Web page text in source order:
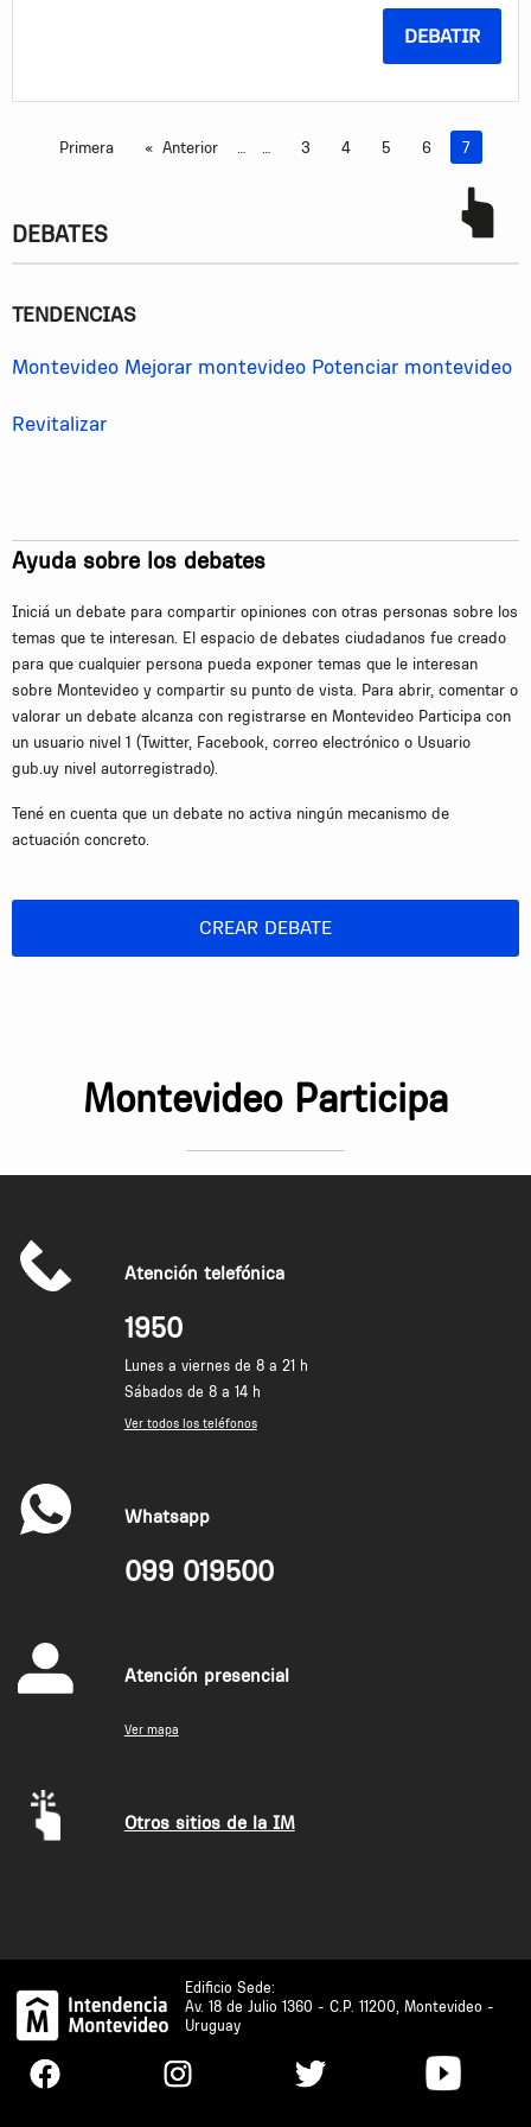
DEBATIR
Primera Anterior 3 4 5 6 Estás en
7
DEBATES
TENDENCIAS
Montevideo Mejorar montevideo Potenciar montevideo
Revitalizar
Ayuda sobre los debates
Iniciá un debate para compartir opiniones con otras personas sobre los
temas que te interesan. El espacio de debates ciudadanos fue creado
para que cualquier persona pueda exponer temas que le interesan
sobre Montevideo y compartir su punto de vista. Para abrir, comentar o
valorar un debate alcanza con registrarse en Montevideo Participa con
un usuario nivel 1 (Twitter, Facebook, correo electrónico o Usuario
gub.uy nivel autorregistrado).
Tené en cuenta que un debate no activa ningún mecanismo de
actuación concreto.
CREAR DEBATE
Montevideo Participa
Atención telefónica
1950
Lunes a viernes de 8 a 21 h
Sábados de 8 a 14 h
Ver todos los teléfonos
Whatsapp
099 019500
Atención presencial
Ver mapa
Otros sitios de la IM
Edificio Sede:
Av. 18 de Julio 1360 - C.P. 11200, Montevideo -
Uruguay